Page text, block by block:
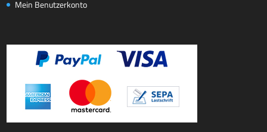
Mein Benutzerkonto